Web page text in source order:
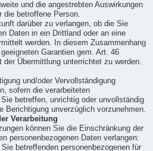
und die angestrebten Auswirkungen
die betroffene Person.
darüber zu verlangen, ob die Sie
Daten in ein Drittland oder an eine
werden. In diesem Zusammenhang
Garantien gem. Art. 46
Übermittlung unterrichtet zu werden.
und/oder Vervollständigung
sofern die verarbeiteten
betreffen, unrichtig oder unvollständig
Berichtigung unverzüglich vorzunehmen.
Verarbeitung
können Sie die Einschränkung der
personenbezogenen Daten verlangen:
betreffenden personenbezogenen für